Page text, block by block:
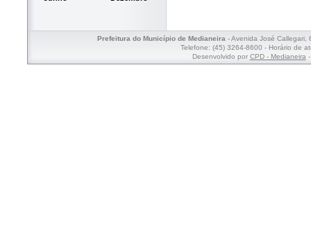
Prefeitura do Município de Medianeira- Avenida José Callegari,
Telefone: (45) 3264-8600 - Horário de
Desenvolvido por CPD - Medianeira-